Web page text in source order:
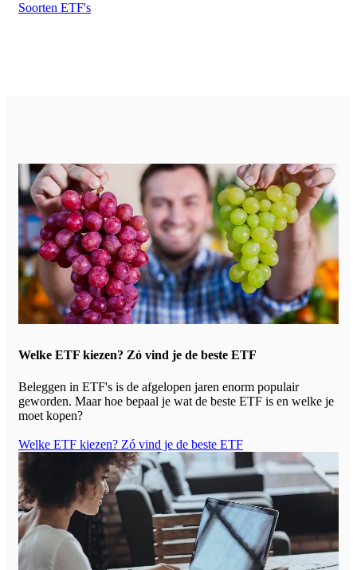
Soorten ETF's
Welke ETF kiezen? Zó vind je de beste ETF
Beleggen in ETF's is de afgelopen jaren enorm populair
geworden. Maar hoe bepaal je wat de beste ETF is en welke je
moet kopen?
Welke ETF kiezen? Zó vind je de beste ETF